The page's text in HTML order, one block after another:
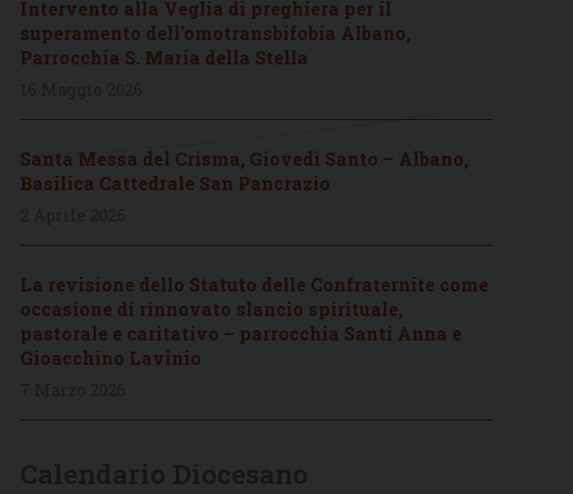
Intervento alla Veglia di preghiera per il
superamento dell’omotransbifobia Albano,
Parrocchia S. Maria della Stella
Santa Messa del Crisma, Giovedì Santo – Albano,
Basilica Cattedrale San Pancrazio
La revisione dello Statuto delle Confraternite come
occasione di rinnovato slancio spirituale,
pastorale e caritativo – parrocchia Santi Anna e
Gioacchino Lavinio